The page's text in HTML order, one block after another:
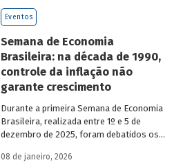
economistas renomados.
Eventos
Semana de Economia
Brasileira: na década de 1990,
controle da inflação não
garante crescimento
Durante a primeira Semana de Economia
Brasileira, realizada entre 1º e 5 de
dezembro de 2025, foram debatidos os
economia do país nos últimos 40 anos,
08 de janeiro, 2026